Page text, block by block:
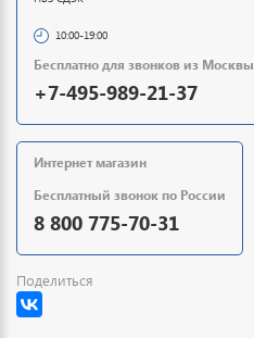
10:00-19:00
Бесплатно для звонков из Москвы
+7-495-989-21-37
Интернет магазин
Бесплатный звонок по России
8 800 775-70-31
Поделиться